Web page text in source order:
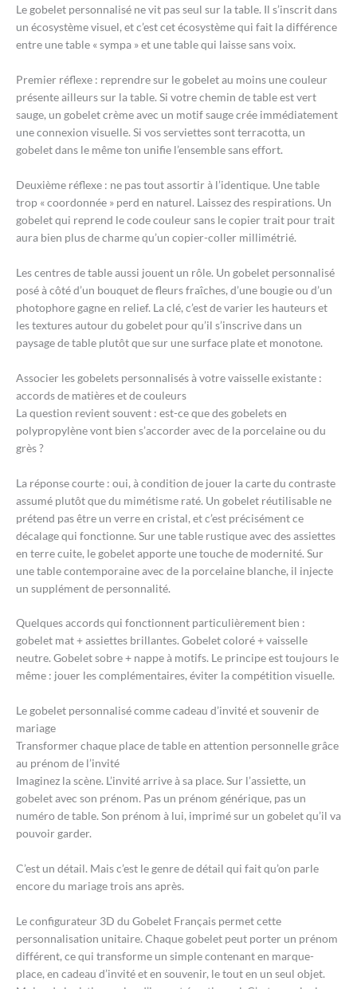
Le gobelet personnalisé ne vit pas seul sur la table. Il s’inscrit dans
un écosystème visuel, et c’est cet écosystème qui fait la différence
entre une table « sympa » et une table qui laisse sans voix.
Premier réflexe : reprendre sur le gobelet au moins une couleur
présente ailleurs sur la table. Si votre chemin de table est vert
sauge, un gobelet crème avec un motif sauge crée immédiatement
une connexion visuelle. Si vos serviettes sont terracotta, un
gobelet dans le même ton unifie l’ensemble sans effort.
Deuxième réflexe : ne pas tout assortir à l’identique. Une table
trop « coordonnée » perd en naturel. Laissez des respirations. Un
gobelet qui reprend le code couleur sans le copier trait pour trait
aura bien plus de charme qu’un copier-coller millimétrié.
Les centres de table aussi jouent un rôle. Un gobelet personnalisé
posé à côté d’un bouquet de fleurs fraîches, d’une bougie ou d’un
photophore gagne en relief. La clé, c’est de varier les hauteurs et
les textures autour du gobelet pour qu’il s’inscrive dans un
paysage de table plutôt que sur une surface plate et monotone.
Associer les gobelets personnalisés à votre vaisselle existante :
accords de matières et de couleurs
La question revient souvent : est-ce que des gobelets en
polypropylène vont bien s’accorder avec de la porcelaine ou du
grès ?
La réponse courte : oui, à condition de jouer la carte du contraste
assumé plutôt que du mimétisme raté. Un gobelet réutilisable ne
prétend pas être un verre en cristal, et c’est précisément ce
décalage qui fonctionne. Sur une table rustique avec des assiettes
en terre cuite, le gobelet apporte une touche de modernité. Sur
une table contemporaine avec de la porcelaine blanche, il injecte
un supplément de personnalité.
Quelques accords qui fonctionnent particulièrement bien :
gobelet mat + assiettes brillantes. Gobelet coloré + vaisselle
neutre. Gobelet sobre + nappe à motifs. Le principe est toujours le
même : jouer les complémentaires, éviter la compétition visuelle.
Le gobelet personnalisé comme cadeau d’invité et souvenir de
mariage
Transformer chaque place de table en attention personnelle grâce
au prénom de l’invité
Imaginez la scène. L’invité arrive à sa place. Sur l’assiette, un
gobelet avec son prénom. Pas un prénom générique, pas un
numéro de table. Son prénom à lui, imprimé sur un gobelet qu’il va
pouvoir garder.
C’est un détail. Mais c’est le genre de détail qui fait qu’on parle
encore du mariage trois ans après.
Le configurateur 3D du Gobelet Français permet cette
personnalisation unitaire. Chaque gobelet peut porter un prénom
différent, ce qui transforme un simple contenant en marque-
place, en cadeau d’invité et en souvenir, le tout en un seul objet.